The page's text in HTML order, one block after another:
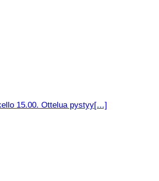
15.00. Ottelua pystyy[…]